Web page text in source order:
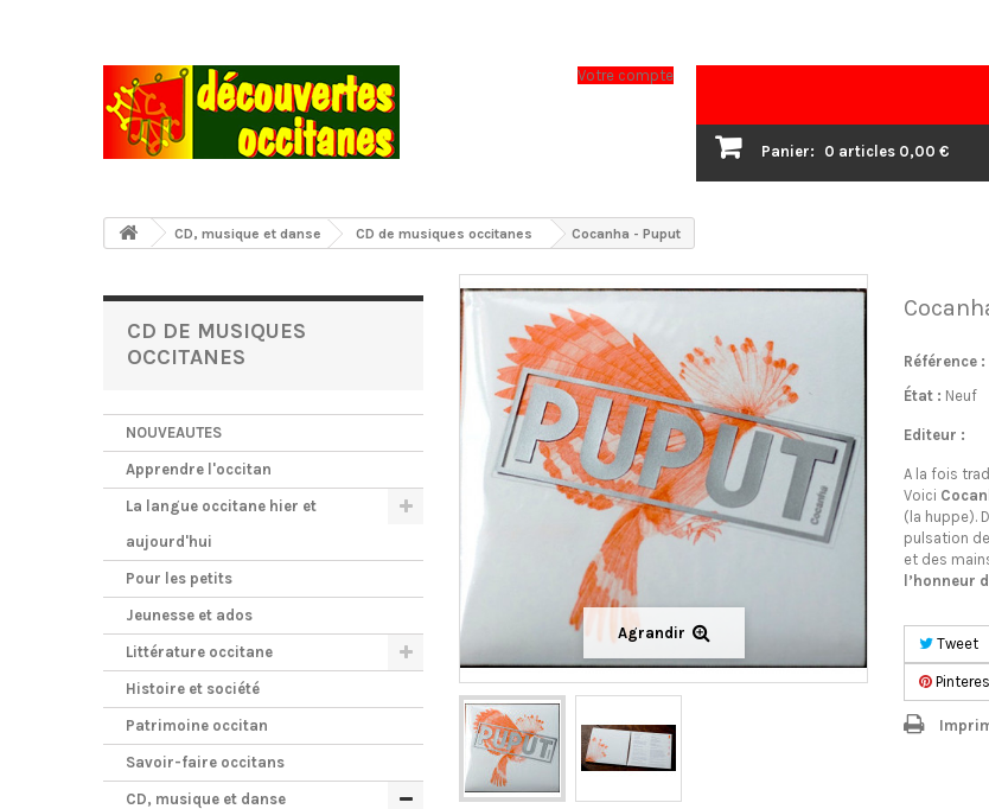
Panier: 0 articles 0,00 €
Votre compte
CD, musique et danse CD de musiques occitanes Cocanha - Puput
CD DE MUSIQUES
OCCITANES
NOUVEAUTES
Apprendre l'occitan
La langue occitane hier et
aujourd'hui
Pour les petits
Jeunesse et ados
Littérature occitane
Histoire et société
Patrimoine occitan
Savoir-faire occitans
CD, musique et danse
Agrandir
Référence :
État : Neuf
Editeur :
A la fois
Voici
(la huppe).
pulsation
et des
l’honneur
Tweet